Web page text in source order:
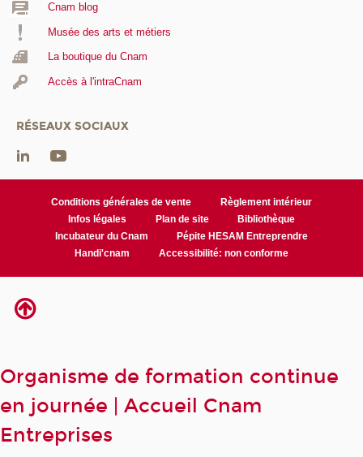
Cnam blog
Musée des arts et métiers
La boutique du Cnam
Accès à l'intraCnam
RÉSEAUX SOCIAUX
Conditions générales de vente
Règlement intérieur
Infos légales
Plan de site
Bibliothèque
Incubateur du Cnam
Pépite HESAM Entreprendre
Handi'cnam
Accessibilité: non conforme
Organisme de formation continue
en journée | Accueil Cnam
Entreprises